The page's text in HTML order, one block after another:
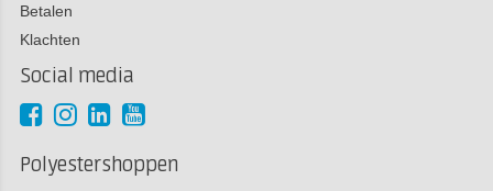
Betalen
Klachten
Social media
Polyestershoppen